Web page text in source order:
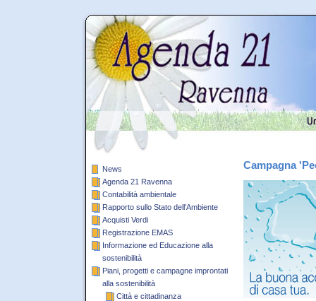
News
Agenda 21 Ravenna
Contabilità ambientale
Rapporto sullo Stato dell'Ambiente
Acquisti Verdi
Registrazione EMAS
Informazione ed Educazione alla
sostenibilità
Piani, progetti e campagne improntati
alla sostenibilità
Città e cittadinanza
Campagna